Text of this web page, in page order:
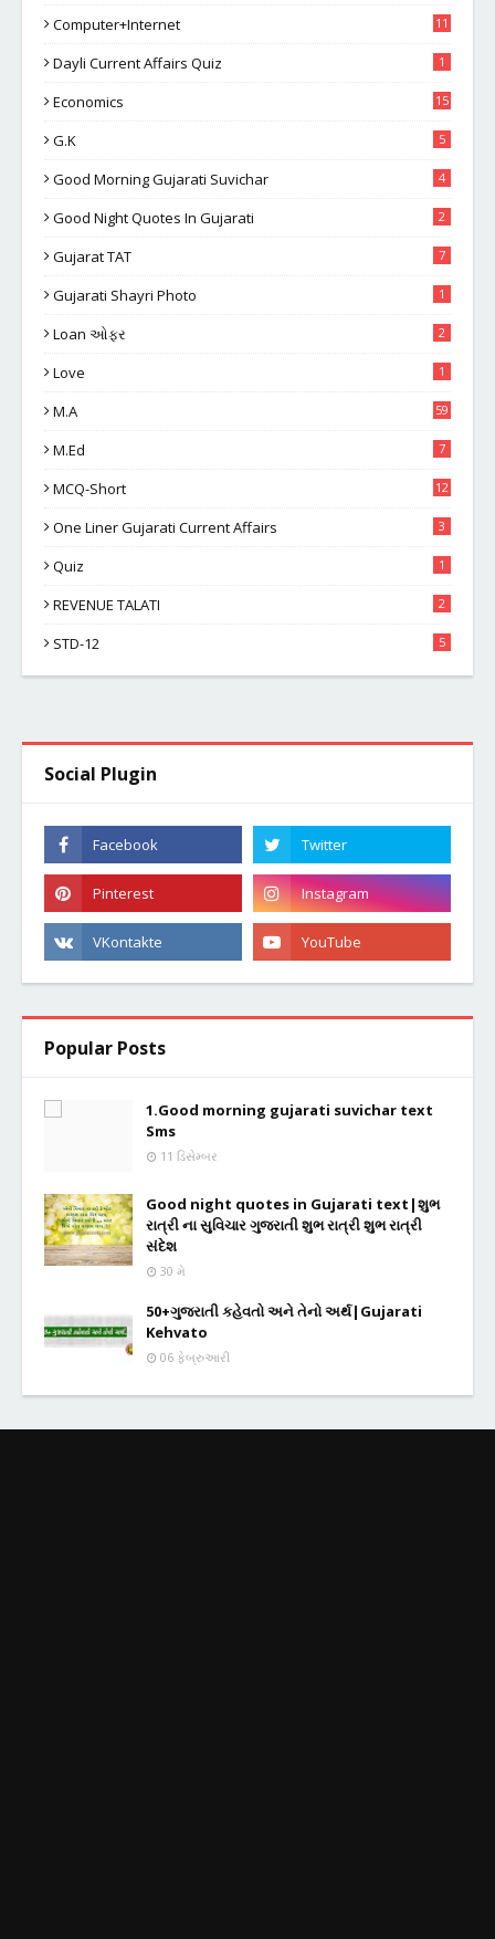
Computer+Internet 11
Dayli Current Affairs Quiz 1
Economics 15
G.K 5
Good Morning Gujarati Suvichar 4
Good Night Quotes In Gujarati 2
Gujarat TAT 7
Gujarati Shayri Photo 1
Loan ઓફર 2
Love 1
M.A 59
M.Ed 7
MCQ-Short 12
One Liner Gujarati Current Affairs 3
Quiz 1
REVENUE TALATI 2
STD-12 5
Social Plugin
Popular Posts
1.Good morning gujarati suvichar text
Sms
11 ડિસેમ્બર
Good night quotes in Gujarati text|શુભ
રાત્રી ના સુવિચાર ગુજરાતી શુભ રાત્રી શુભ રાત્રી
સંદેશ
30 મે
50+ગુજરાતી કહેવતો અને તેનો અર્થ|Gujarati
Kehvato
06 ફેબ્રુઆરી